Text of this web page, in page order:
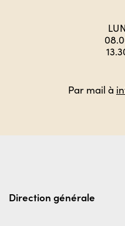
Par mail à
Direction générale